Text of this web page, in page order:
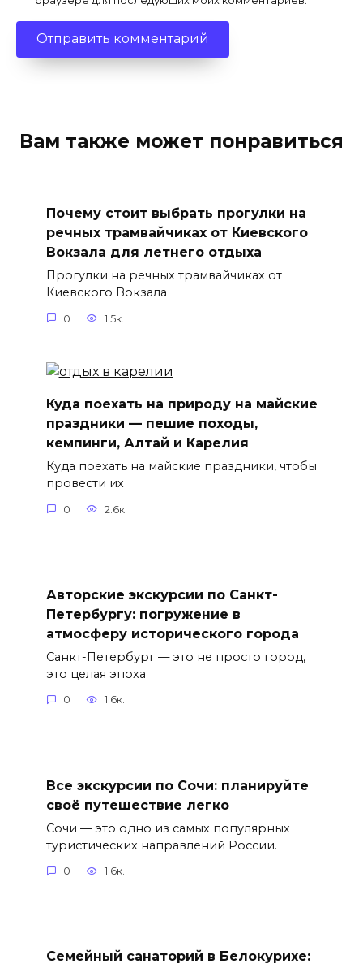
Вам также может понравиться
Почему стоит выбрать прогулки на
речных трамвайчиках от Киевского
Вокзала для летнего отдыха
Прогулки на речных трамвайчиках от
Киевского Вокзала
0 1.5к.
Куда поехать на природу на майские
праздники — пешие походы,
кемпинги, Алтай и Карелия
Куда поехать на майские праздники, чтобы
провести их
0 2.6к.
Авторские экскурсии по Санкт-
Петербургу: погружение в
атмосферу исторического города
Санкт-Петербург — это не просто город,
это целая эпоха
0 1.6к.
Все экскурсии по Сочи: планируйте
своё путешествие легко
Сочи — это одно из самых популярных
туристических направлений России.
0 1.6к.
Семейный санаторий в Белокурихе: